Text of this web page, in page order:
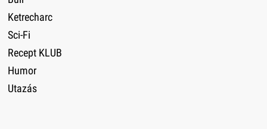
Ketrecharc
Sci-Fi
Recept KLUB
Humor
Utazás